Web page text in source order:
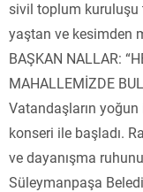
sivil toplum kuruluşu
yaştan ve kesimden
BAŞKAN NALLAR:
MAHALLEMİZDE
Vatandaşların
konseri ile başladı.
ve dayanışma
Süleymanpaşa